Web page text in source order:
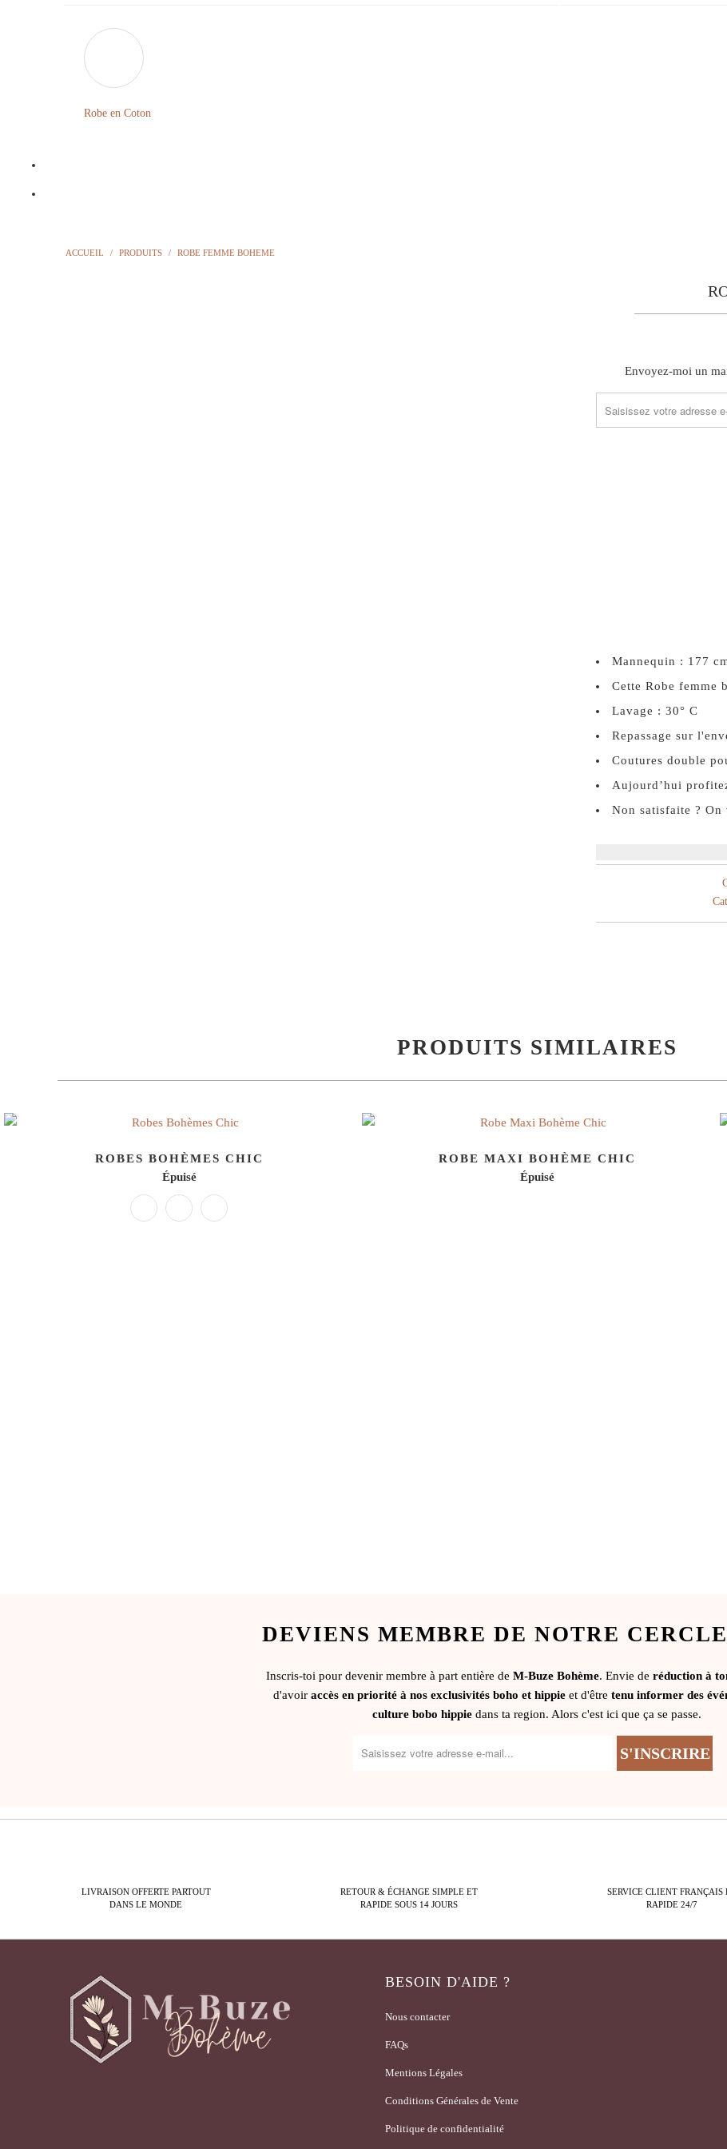
Robe en Coton
ACCUEIL / PRODUITS / ROBE FEMME BOHEME
TRANSLATION
Envoyez-moi un
Mannequin : 177
Cette Robe femme
Lavage : 30° C
Repassage sur
Coutures double
Aujourd’hui
Non satisfaite ? On
PRODUITS SIMILAIRES
ROBES BOHÈMES CHIC
Épuisé
ROBE MAXI BOHÈME CHIC
Épuisé
DEVIENS MEMBRE DE NOTRE
Inscris-toi pour devenir membre à part entière de M-Buze Bohème. Envie de réduction à
d'avoir accès en priorité à nos exclusivités boho et hippie et d'être tenu informer des
culture bobo hippie dans ta region. Alors c'est ici que ça se passe.
LIVRAISON OFFERTE PARTOUT
DANS LE MONDE
RETOUR & ÉCHANGE SIMPLE ET
RAPIDE SOUS 14 JOURS
SERVICE CLIENT FRANÇAIS
RAPIDE 24/7
BESOIN D'AIDE ?
Nous contacter
FAQs
Mentions Légales
Conditions Générales de Vente
Politique de confidentialité